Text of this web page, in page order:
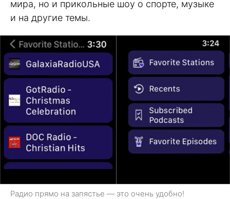
мира, но и прикольные шоу о спорте, музыке
и на другие темы.
Радио прямо на запястье — это очень удобно!